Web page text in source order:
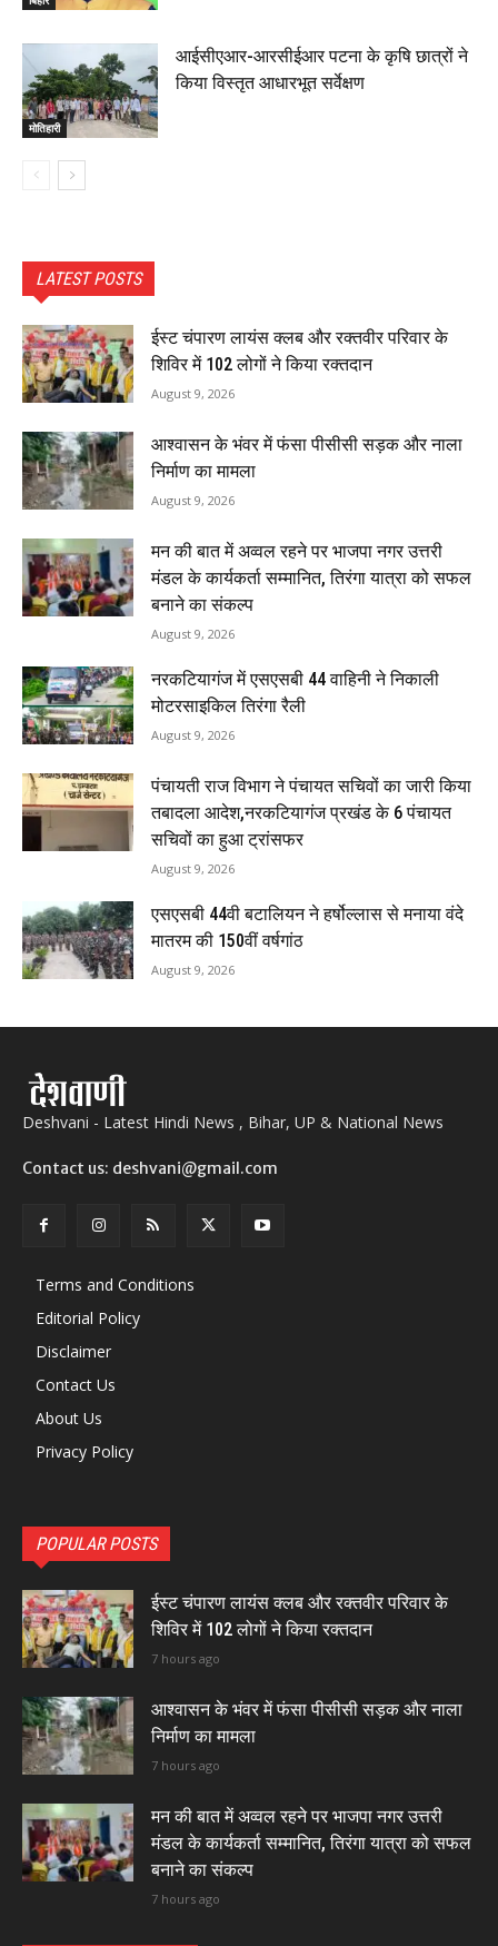
मोतिहारी
आईसीएआर-आरसीईआर पटना के कृषि छात्रों ने
किया विस्तृत आधारभूत सर्वेक्षण
LATEST POSTS
ईस्ट चंपारण लायंस क्लब और रक्तवीर परिवार के
शिविर में 102 लोगों ने किया रक्तदान
August 9, 2026
आश्वासन के भंवर में फंसा पीसीसी सड़क और नाला
निर्माण का मामला
August 9, 2026
मन की बात में अव्वल रहने पर भाजपा नगर उत्तरी
मंडल के कार्यकर्ता सम्मानित, तिरंगा यात्रा को सफल
बनाने का संकल्प
August 9, 2026
नरकटियागंज में एसएसबी 44 वाहिनी ने निकाली
मोटरसाइकिल तिरंगा रैली
August 9, 2026
पंचायती राज विभाग ने पंचायत सचिवों का जारी किया
तबादला आदेश,नरकटियागंज प्रखंड के 6 पंचायत
सचिवों का हुआ ट्रांसफर
August 9, 2026
एसएसबी 44वी बटालियन ने हर्षोल्लास से मनाया वंदे
मातरम की 150वीं वर्षगांठ
August 9, 2026
Deshvani - Latest Hindi News , Bihar, UP & National News
Contact us: deshvani@gmail.com
Terms and Conditions
Editorial Policy
Disclaimer
Contact Us
About Us
Privacy Policy
POPULAR POSTS
ईस्ट चंपारण लायंस क्लब और रक्तवीर परिवार के
शिविर में 102 लोगों ने किया रक्तदान
7 hours ago
आश्वासन के भंवर में फंसा पीसीसी सड़क और नाला
निर्माण का मामला
7 hours ago
मन की बात में अव्वल रहने पर भाजपा नगर उत्तरी
मंडल के कार्यकर्ता सम्मानित, तिरंगा यात्रा को सफल
बनाने का संकल्प
7 hours ago